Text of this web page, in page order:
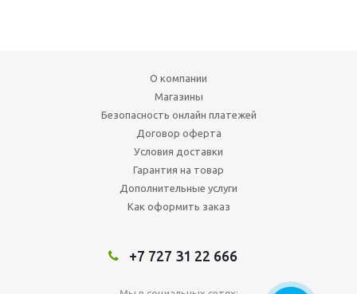
О компании
Магазины
Безопасность онлайн платежей
Договор оферта
Условия доставки
Гарантия на товар
Дополнительные услуги
Как оформить заказ
+7 727 31 22 666